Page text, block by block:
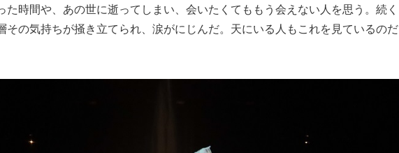
た時間や、あの世に逝ってしまい、会いたくてももう会えない人を思う。続く
その気持ちが掻き立てられ、涙がにじんだ。天にいる人もこれを見ているのだ